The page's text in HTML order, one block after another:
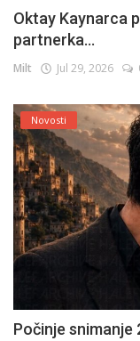
Oktay Kaynarca
partnerka...
Milt Jul 29, 2026
Novosti
Počinje snimanje